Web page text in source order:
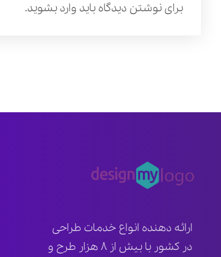
برای نوشتن دیدگاه باید وارد بشوید.
ارائه دهنده انواع خدمات طراحی
در کشور با بیش از ۸ هزار طرح و